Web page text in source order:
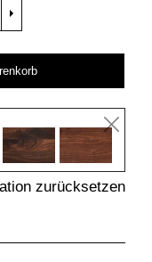
>
zurücksetzen